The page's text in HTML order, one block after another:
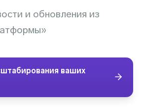
и обновления из
ваших